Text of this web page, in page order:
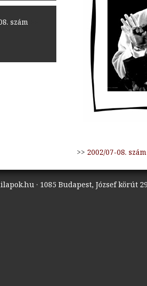
szám>>
>> 2002/07-08. szám
· 1085 Budapest, József körút